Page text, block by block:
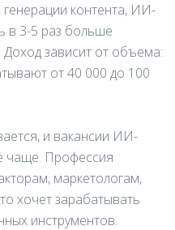
контента, ИИ-
в 3-5 раз больше
зависит от объема:
от 40 000 до 100
и вакансии ИИ-
чаще. Профессия
маркетологам,
хочет зарабатывать
инструментов.